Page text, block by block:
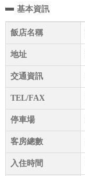
基本資訊
飯店名稱
地址
交通資訊
TEL/FAX
停車場
客房總數
入住時間